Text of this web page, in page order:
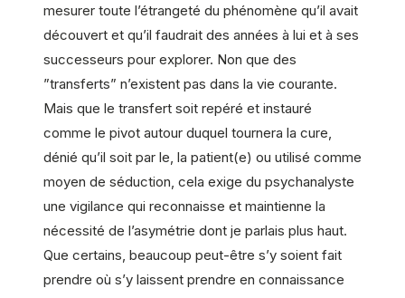
mesurer toute l’étrangeté du phénomène qu’il avait
découvert et qu’il faudrait des années à lui et à ses
successeurs pour explorer. Non que des
”transferts” n’existent pas dans la vie courante.
Mais que le transfert soit repéré et instauré
comme le pivot autour duquel tournera la cure,
dénié qu’il soit par le, la patient(e) ou utilisé comme
moyen de séduction, cela exige du psychanalyste
une vigilance qui reconnaisse et maintienne la
nécessité de l’asymétrie dont je parlais plus haut.
Que certains, beaucoup peut-être s’y soient fait
prendre où s’y laissent prendre en connaissance